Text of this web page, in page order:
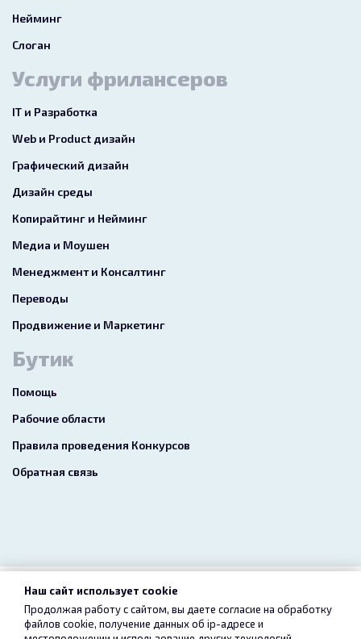
Нейминг
Слоган
Услуги фрилансеров
IT и Разработка
Web и Product дизайн
Графический дизайн
Дизайн среды
Копирайтинг и Нейминг
Медиа и Моушен
Менеджмент и Консалтинг
Переводы
Продвижение и Маркетинг
Бутик
Помощь
Рабочие области
Правила проведения Конкурсов
Обратная связь
2026 freelance.boutique
Пользовательское соглашение Конфиденциальность
Наш сайт использует cookie
Продолжая работу с сайтом, вы даете согласие на обработку
файлов cookie, получение данных об ip-адресе и